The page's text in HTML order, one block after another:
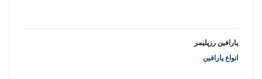
پارافین رزپلیمر
انواع پارافین